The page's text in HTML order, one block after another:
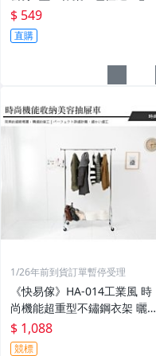
桌 辦公桌 書桌
$ 549
直購
1/26年前到貨訂單暫停受理
《快易傢》HA-014工業風 時
尚機能超重型不鏽鋼衣架 曬衣
架
$ 1,088
競標